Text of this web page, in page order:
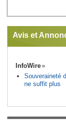
Avis et
InfoWire
Souveraineté
ne suffit plus